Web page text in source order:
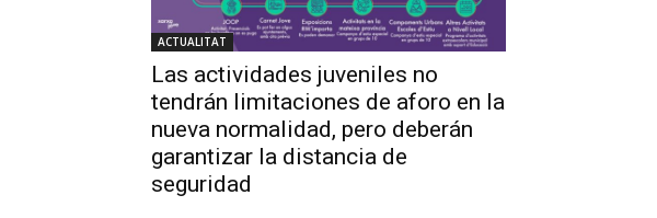
ACTUALITAT
Las actividades juveniles no
tendrán limitaciones de aforo en la
nueva normalidad, pero deberán
garantizar la distancia de
seguridad